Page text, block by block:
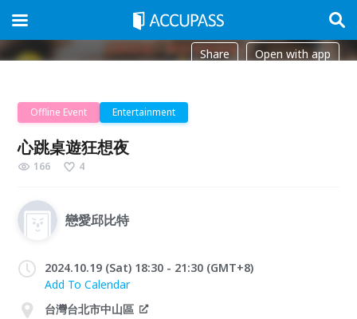
Share Open with app
Offline Event Entertainment
心跳桌遊狂想夜
166 4
戀愛邱比特
2024.10.19 (Sat) 18:30 - 21:30 (GMT+8)
Add To Calendar
台灣台北市中山區